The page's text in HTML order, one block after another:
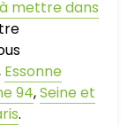
mettre dans
Essonne
94,Seine et
.